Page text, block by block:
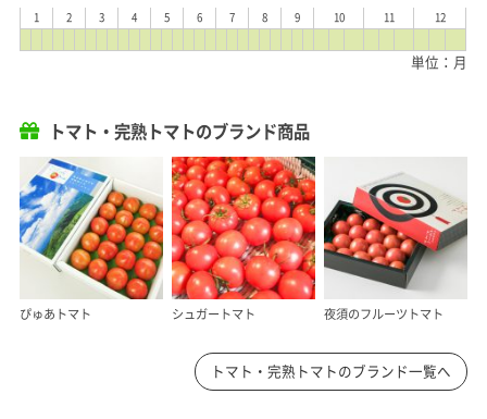
1 2 3 4 5 6 7 8 9 10 11 12
単位：月
トマト・完熟トマトのブランド商品
ぴゅあトマト シュガートマト 夜須のフルーツトマト
トマト・完熟トマトのブランド一覧へ